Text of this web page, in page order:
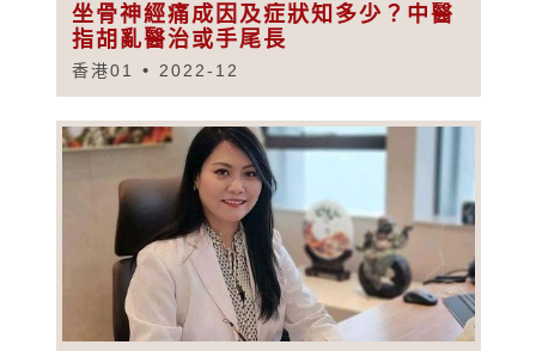
坐骨神經痛成因及症狀知多少？中醫
指胡亂醫治或手尾長
香港01 2022-12